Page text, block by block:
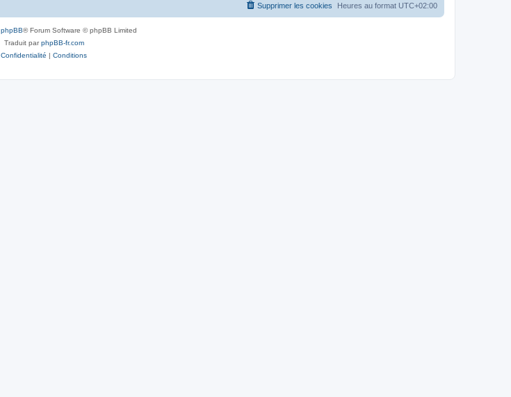
Heures au format UTC+02:00
Supprimer les cookies
phpBB® Forum Software © phpBB Limited
Traduit parphpBB-fr.com
Confidentialité | Conditions